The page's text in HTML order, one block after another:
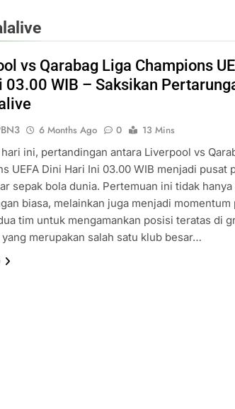
vs Qarabag Liga Champions
03.00 WIB – Saksikan
6 Months Ago 0
13 Mins
ini, pertandingan antara Liverpool vs
UEFA Dini Hari Ini 03.00 WIB menjadi pusat
sepak bola dunia. Pertemuan ini tidak hanya
biasa, melainkan juga menjadi momentum
tim untuk mengamankan posisi teratas di
merupakan salah satu klub besar…